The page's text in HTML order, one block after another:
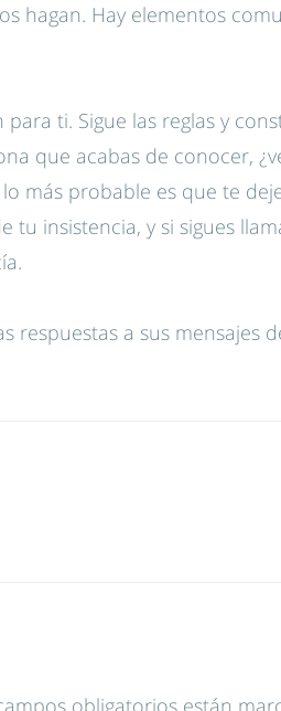
hagan. Hay elementos
ti. Sigue las reglas y
que acabas de conocer,
más probable es que te
insistencia, y si sigues
respuestas a sus mensajes
obligatorios están